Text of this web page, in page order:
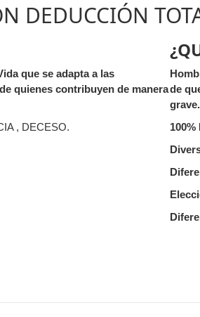
DEDUCCIÓN
que se adapta a las
quienes contribuyen de manera
, DECESO.
de
grave.